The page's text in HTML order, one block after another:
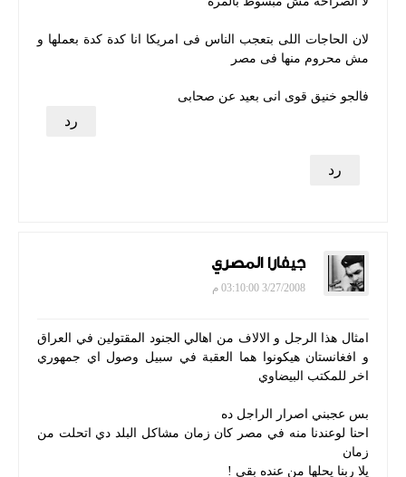
لان الحاجات اللى بتعجب الناس فى امريكا انا كدة كدة بعملها و
مش محروم منها فى مصر
فالجو خنيق قوى انى بعيد عن صحابى
رد
رد
جيفارا المصري
3/27/2008 03:10:00 م
امثال هذا الرجل و الالاف من اهالي الجنود المقتولين في العراق
و افغانستان هيكونوا هما العقبة في سبيل وصول اي جمهوري
اخر للمكتب البيضاوي
بس عجبني اصرار الراجل ده
احنا لوعندنا منه في مصر كان زمان مشاكل البلد دي اتحلت من
زمان
يلا ربنا يحلها من عنده بقي !